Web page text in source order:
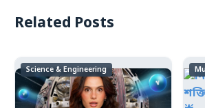
Related Posts
Science & Engineering